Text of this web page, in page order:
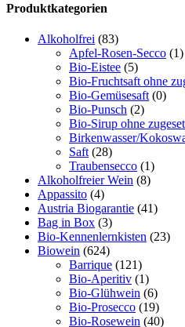
Toggle
Produktkategorien
Alkoholfrei (83)
Apfel-Rosen-Secco (1)
Bio-Eistee (5)
Bio-Fruchtsaft ohne
Bio-Gemüsesaft (0)
Bio-Punsch (2)
Bio-Sirup ohne
Birkenwasser/
Saft (28)
Traubensecco (1)
Alkoholfreier Wein (8)
Appassito (4)
Austria Biogarantie (41)
Bag in Box (3)
Bio-Kennenlernkisten (23)
Biowein (624)
Barrique (121)
Bio-Aperitiv (1)
Bio-Glühwein (6)
Bio-Prosecco (19)
Bio-Rosewein (40)